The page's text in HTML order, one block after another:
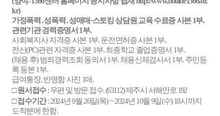
kr)
가정폭력 ․성폭력 ․성매매·스토킹 상담원 교육 수료증 사본1부.
관련기관 경력증명서 1부.
사회복지사 자격증 사본 1부.운전면허증 사본1부.
전산(PC)관련 자격증 사본 1부.최종학교 졸업증명서 1부.
(채용 후)범죄경력조회 동의서 1부. 채용신체검사서 1부. 주민등
록 등본1부.
급여통장,반명함 사진 1매.
□원서접수 :우편 및 방문 접수. (63112)제주시 서해안로 192
□접수기간 : 2024년9월 26일(목) ~ 2024년 10월 9일(수) 18시까지
도착분에 한함.